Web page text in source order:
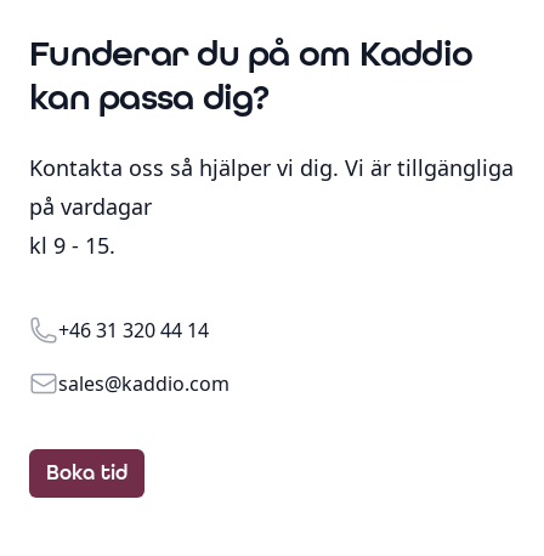
Funderar du på om Kaddio
kan passa dig?
Kontakta oss så hjälper vi dig. Vi är tillgängliga
på vardagar
kl 9 - 15.
Telephone
+46 31 320 44 14
Emailsales@kaddio.com
Boka tid